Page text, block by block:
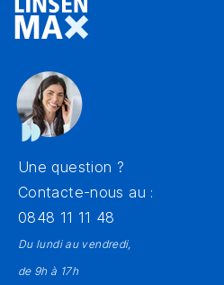
Une question ?
Contacte-nous au :
0848 11 11 48
Du lundi au vendredi,
de 9h à 17h